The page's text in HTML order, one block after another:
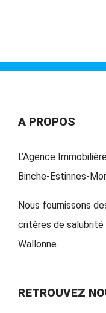
A PROPOS
L’Agence
Binche-Estinnes-
Nous fournissons
critères de salubrité
Wallonne.
RETROUVEZ